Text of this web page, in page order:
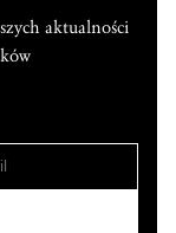
aktualności